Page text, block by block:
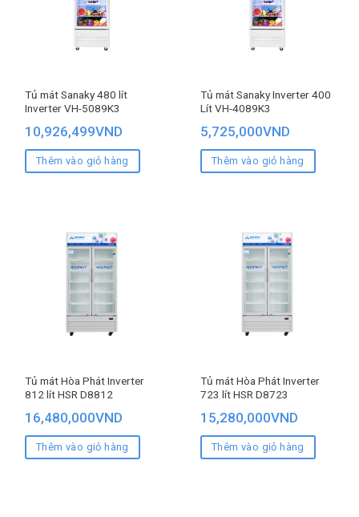
Tủ mát Sanaky 480 lít
Inverter VH-5089K3
10,926,499VND
Thêm vào giỏ hàng
Tủ mát Sanaky Inverter 400
Lít VH-4089K3
5,725,000VND
Thêm vào giỏ hàng
Tủ mát Hòa Phát Inverter
812 lít HSR D8812
16,480,000VND
Thêm vào giỏ hàng
Tủ mát Hòa Phát Inverter
723 lít HSR D8723
15,280,000VND
Thêm vào giỏ hàng